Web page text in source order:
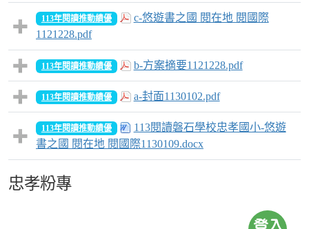
113年閱讀推動績優
c-悠遊書之國 閱在地 閱國際
1121228.pdf
113年閱讀推動績優 b-方案摘要1121228.pdf
113年閱讀推動績優 a-封面1130102.pdf
113年閱讀推動績優
113閱讀磐石學校忠孝國小-悠遊
書之國 閱在地 閱國際1130109.docx
忠孝粉專